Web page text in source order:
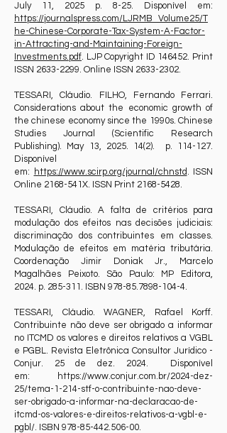
July 11, 2025 p. 8-25. Disponível em:
https://journalspress.com/LJRMB_Volume25/T
he-Chinese-Corporate-Tax-System-A-Factor-
in-Attracting-and-Maintaining-Foreign-
Investments.pdf. LJP Copyright ID 146452. Print
ISSN 2633-2299. Online ISSN 2633-2302.
TESSARI, Cláudio. FILHO, Fernando Ferrari.
Considerations about the economic growth of
the chinese economy since the 1990s. Chinese
Studies Journal (Scientific Research
Publishing). May 13, 2025. 14(2). p. 114-127.
Disponível
em:
https://www.scirp.org/journal/chnstd . ISSN
Online 2168-541X. ISSN Print 2168-5428.
TESSARI, Cláudio. A falta de critérios para
modulação dos efeitos nas decisões judiciais:
discriminação dos contribuintes em classes.
Modulação de efeitos em matéria tributária.
Coordenação Jimir Doniak Jr., Marcelo
Magalhães Peixoto. São Paulo: MP Editora,
2024. p. 285-311. ISBN 978-85.7898-104-4.
TESSARI, Cláudio. WAGNER, Rafael Korff.
Contribuinte não deve ser obrigado a informar
no ITCMD os valores e direitos relativos a VGBL
e PGBL. Revista Eletrônica Consultor Jurídico -
Conjur. 25 de dez. 2024. Disponível
em:
https://www.conjur.com.br/2024-dez-
25/tema-1-214-stf-o-contribuinte-nao-deve-
ser-obrigado-a-informar-na-declaracao-de-
itcmd-os-valores-e-direitos-relativos-a-vgbl-e-
pgbl/. ISBN 978-85-442.506-00.